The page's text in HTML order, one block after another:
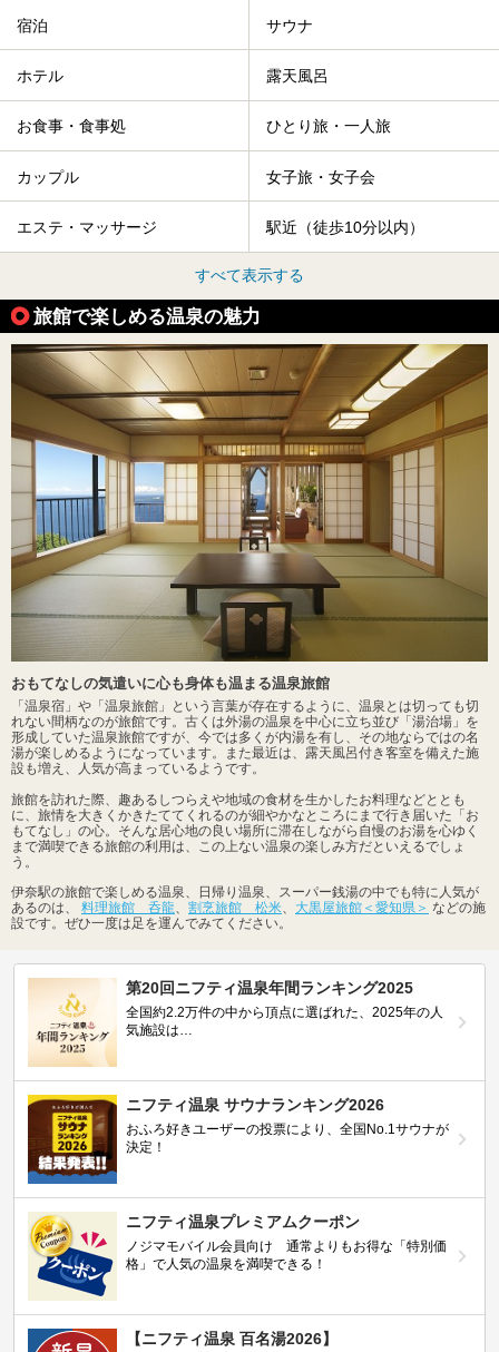
宿泊 サウナ
ホテル 露天風呂
お食事・食事処 ひとり旅・一人旅
カップル 女子旅・女子会
エステ・マッサージ 駅近（徒歩10分以内）
すべて表示する
旅館で楽しめる温泉の魅力
おもてなしの気遣いに心も身体も温まる温泉旅館
「温泉宿」や「温泉旅館」という言葉が存在するように、温泉とは切っても切
れない間柄なのが旅館です。古くは外湯の温泉を中心に立ち並び「湯治場」を
形成していた温泉旅館ですが、今では多くが内湯を有し、その地ならではの名
湯が楽しめるようになっています。また最近は、露天風呂付き客室を備えた施
設も増え、人気が高まっているようです。
旅館を訪れた際、趣あるしつらえや地域の食材を生かしたお料理などととも
に、旅情を大きくかきたててくれるのが細やかなところにまで行き届いた「お
もてなし」の心。そんな居心地の良い場所に滞在しながら自慢のお湯を心ゆく
まで満喫できる旅館の利用は、この上ない温泉の楽しみ方だといえるでしょ
う。
伊奈駅の旅館で楽しめる温泉、日帰り温泉、スーパー銭湯の中でも特に人気が
あるのは、 料理旅館 呑龍 割烹旅館 松米 大黒屋旅館＜愛知県＞ などの施
設です。ぜひ一度は足を運んでみてください。
第20回ニフティ温泉年間ランキング2025
全国約2.2万件の中から頂点に選ばれた、2025年の人
気施設は…
ニフティ温泉 サウナランキング2026
おふろ好きユーザーの投票により、全国No.1サウナが
決定！
ニフティ温泉プレミアムクーポン
ノジマモバイル会員向け 通常よりもお得な「特別価
格」で人気の温泉を満喫できる！
【ニフティ温泉 百名湯2026】